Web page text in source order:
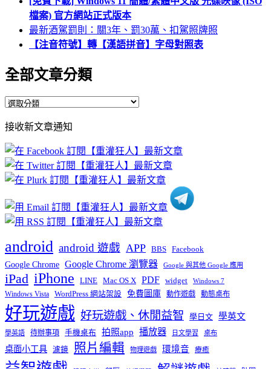
檔案) 官方網站正式版本
最新酒駕罰則：關3年、罰30萬、扣駕照牌照
【注音符號】轉【漢語拼音】字母對照表
全部文章分類
全
文
章
分
類
接收新文章通知
android android 遊戲 APP BBS Facebook
Google Chrome Google Chrome 瀏覽器 Google 與其他 Google 應用
iPad iPhone LINE Mac OS X PDF widget Windows 7
Windows Vista WordPress 網站架設 免費圖庫 動作遊戲 動態桌布
好玩遊戲 好玩遊戲、休閒益智 學日文 學英文
學英語 待辦事項 手機桌布 拍照app 播放器 日文學習 桌布
桌面小工具 濾鏡 照片編輯 物理遊戲 環境音 療癒